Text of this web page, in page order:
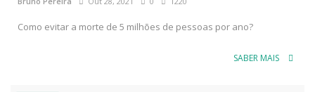
Como evitar a morte de 5 milhões de pessoas por ano?
SABER MAIS